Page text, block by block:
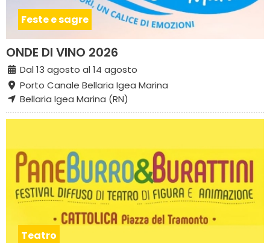
Feste e sagre
ONDE DI VINO 2026
Dal 13 agosto al 14 agosto
Porto Canale Bellaria Igea Marina
Bellaria Igea Marina (RN)
Teatro